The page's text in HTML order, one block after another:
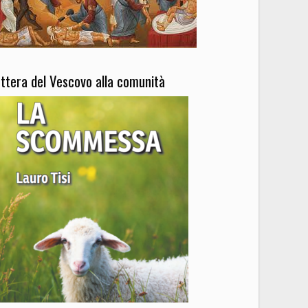
del Vescovo alla comunità